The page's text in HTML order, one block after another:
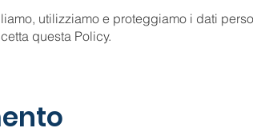
utilizziamo e proteggiamo i dati
questa Policy.